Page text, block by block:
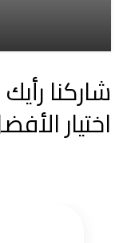
شاركنا
اختيار